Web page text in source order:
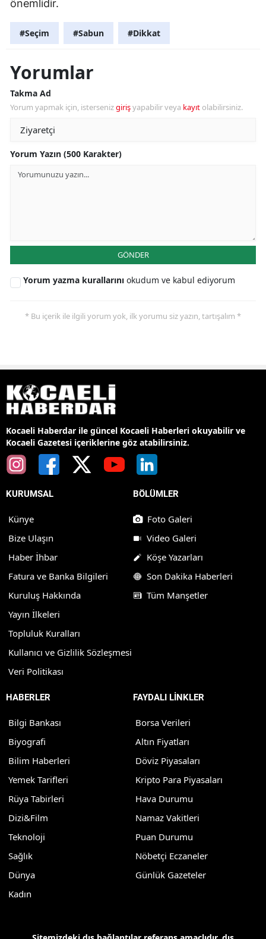
önemlidir.
#Seçim #Sabun #Dikkat
Yorumlar
Takma Ad
Yorum yapmak için, istersenizgirişyapabilir veya kayıt olabilirsiniz.
Yorum Yazın (500 Karakter)
GÖNDER
Yorum yazma kurallarını okudum ve kabul ediyorum
* Bu içerik ile ilgili yorum yok, ilk yorumu siz yazın, tartışalım *
Kocaeli Haberdar ile güncel Kocaeli Haberleri okuyabilir ve
Kocaeli Gazetesi içeriklerine göz atabilirsiniz.
KURUMSAL
Künye
Bize Ulaşın
Haber İhbar
Fatura ve Banka Bilgileri
Kuruluş Hakkında
Yayın İlkeleri
Topluluk Kuralları
Kullanıcı ve Gizlilik Sözleşmesi
Veri Politikası
BÖLÜMLER
Foto Galeri
Video Galeri
Köşe Yazarları
Son Dakika Haberleri
Tüm Manşetler
HABERLER
Bilgi Bankası
Biyografi
Bilim Haberleri
Yemek Tarifleri
Rüya Tabirleri
Dizi&Film
Teknoloji
Sağlık
Dünya
Kadın
FAYDALI LİNKLER
Borsa Verileri
Altın Fiyatları
Döviz Piyasaları
Kripto Para Piyasaları
Hava Durumu
Namaz Vakitleri
Puan Durumu
Nöbetçi Eczaneler
Günlük Gazeteler